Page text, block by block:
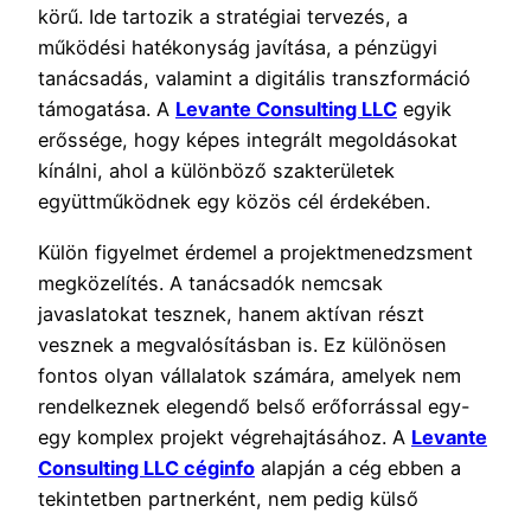
körű. Ide tartozik a stratégiai tervezés, a
működési hatékonyság javítása, a pénzügyi
tanácsadás, valamint a digitális transzformáció
támogatása. A Levante Consulting LLC egyik
erőssége, hogy képes integrált megoldásokat
kínálni, ahol a különböző szakterületek
együttműködnek egy közös cél érdekében.
Külön figyelmet érdemel a projektmenedzsment
megközelítés. A tanácsadók nemcsak
javaslatokat tesznek, hanem aktívan részt
vesznek a megvalósításban is. Ez különösen
fontos olyan vállalatok számára, amelyek nem
rendelkeznek elegendő belső erőforrással egy-
egy komplex projekt végrehajtásához. A Levante
Consulting LLC céginfo alapján a cég ebben a
tekintetben partnerként, nem pedig külső